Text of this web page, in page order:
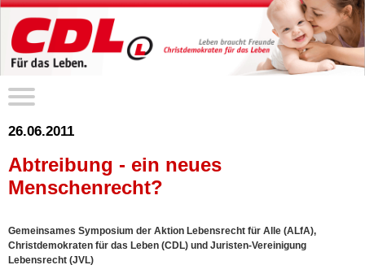
26.06.2011
Abtreibung - ein neues
Menschenrecht?
Gemeinsames Symposium der Aktion Lebensrecht für Alle (ALfA),
Christdemokraten für das Leben (CDL) und Juristen-Vereinigung
Lebensrecht (JVL)